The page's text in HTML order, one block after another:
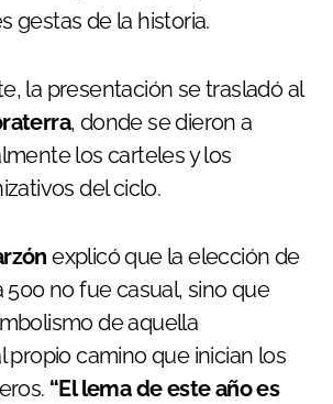
gestas de la historia.
la presentación se trasladó al
, donde se dieron a
los carteles y los
del ciclo.
explicó que la elección de
500 no fue casual, sino que
de aquella
propio camino que inician los
“El lema de este año es